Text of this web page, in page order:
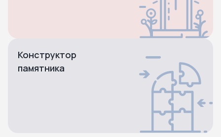
Конструктор
памятника